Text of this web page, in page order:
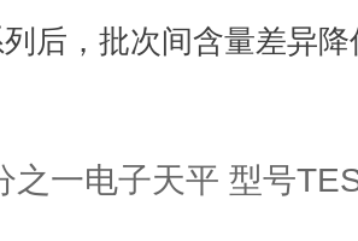
后，批次间含量差异